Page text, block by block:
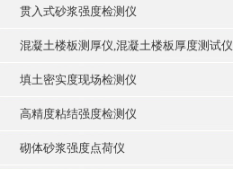
贯入式砂浆强度检测仪
混凝土楼板测厚仪,混凝土楼板厚度测试仪
填土密实度现场检测仪
高精度粘结强度检测仪
砌体砂浆强度点荷仪